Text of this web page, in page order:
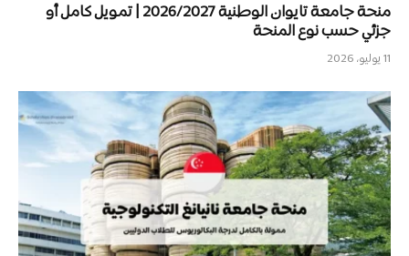
منحة جامعة تايوان الوطنية 2026/2027 | تمويل كامل أو
جزئي حسب نوع المنحة
11 يوليو، 2026